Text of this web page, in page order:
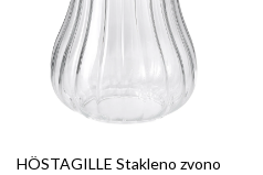
HÖSTAGILLE Stakleno zvono